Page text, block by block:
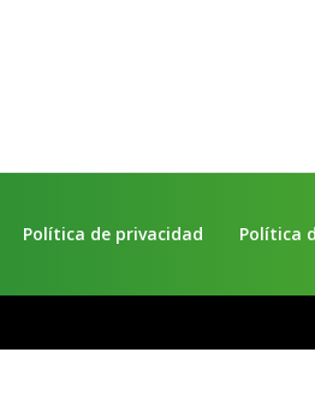
Política de privacidad Política